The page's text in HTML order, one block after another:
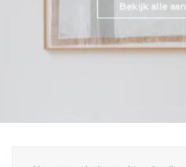
Bekijk alle